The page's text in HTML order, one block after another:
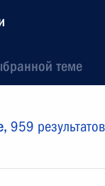
теме
959 результатов